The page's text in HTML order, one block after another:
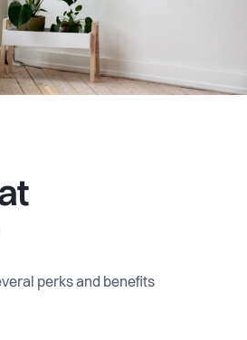
perks and benefits